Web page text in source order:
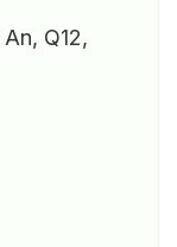
Q12,